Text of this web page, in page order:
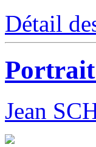
Détail
Portrait
Jean